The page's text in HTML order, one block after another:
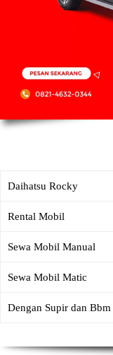
Daihatsu Rocky
Rental Mobil
Sewa Mobil Manual
Sewa Mobil Matic
Dengan Supir dan Bbm